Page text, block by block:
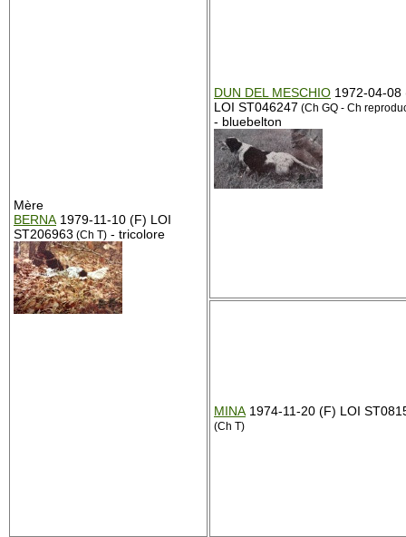
Mère
BERNA 1979-11-10 (F) LOI
ST206963 (Ch T) - tricolore
DUN DEL MESCHIO 1972-04-08
LOI ST046247 (Ch GQ - Ch
- bluebelton
MINA 1974-11-20 (F) LOI
(Ch T)